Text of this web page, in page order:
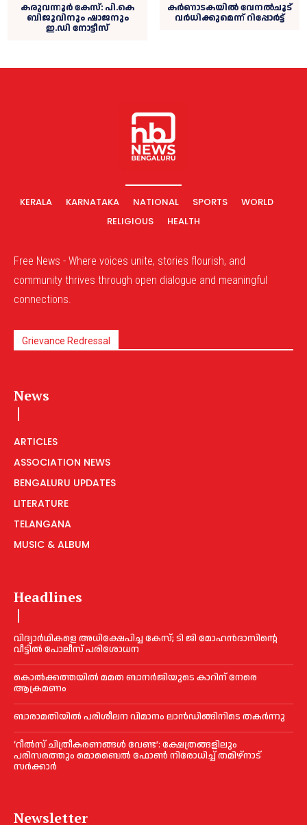
കരുവന്നൂര്‍ കേസ്: പി.കെ
ബിജുവിനും ഷാജനും
ഇ.ഡി നോട്ടീസ്
കർണാടകയിൽ വേനൽചൂട്
വർധിക്കുമെന്ന് റിപ്പോർട്ട്‌
KERALA KARNATAKA NATIONAL SPORTS
WORLD
RELIGIOUS
HEALTH
Free News - Where voices unite, stories flourish, and
community thrives through open dialogue and meaningful
connections.
Grievance Redressal
News
ARTICLES
ASSOCIATION NEWS
BENGALURU UPDATES
LITERATURE
TELANGANA
MUSIC & ALBUM
Headlines
വിദ്യാര്‍ഥികളെ അധിക്ഷേപിച്ച കേസ്; ടി ജി മോഹന്‍ദാസിന്റെ
വീട്ടില്‍ പോലീസ് പരിശോധന
കൊല്‍ക്കത്തയില്‍ മമത ബാനര്‍ജിയുടെ കാറിന് നേരെ
ആക്രമണം
ബാരാമതിയില്‍ പരിശീലന വിമാനം ലാന്‍ഡിങ്ങിനിടെ തകര്‍ന്നു
‘റീല്‍സ് ചിത്രീകരണങ്ങള്‍ വേണ്ട’: ക്ഷേത്രങ്ങളിലും
പരിസരത്തും മൊബൈല്‍ ഫോണ്‍ നിരോധിച്ച്‌ തമിഴ്നാട്
സര്‍ക്കാര്‍
Newsletter